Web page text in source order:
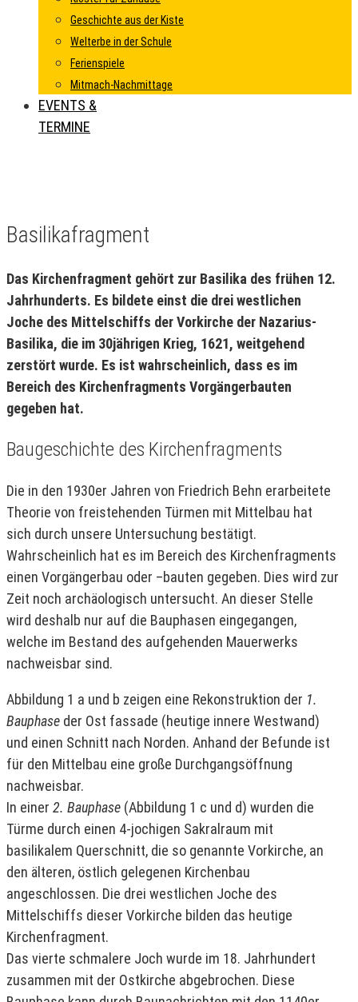
Geschichte aus der Kiste
Welterbe in der Schule
Ferienspiele
Mitmach-Nachmittage
EVENTS &
TERMINE
Basilikafragment
Das Kirchenfragment gehört zur Basilika des frühen 12.
Jahrhunderts. Es bildete einst die drei westlichen
Joche des Mittelschiffs der Vorkirche der Nazarius-
Basilika, die im 30jährigen Krieg, 1621, weitgehend
zerstört wurde. Es ist wahrscheinlich, dass es im
Bereich des Kirchenfragments Vorgängerbauten
gegeben hat.
Baugeschichte des Kirchenfragments
Die in den 1930er Jahren von Friedrich Behn erarbeitete
Theorie von freistehenden Türmen mit Mittelbau hat
sich durch unsere Untersuchung bestätigt.
Wahrscheinlich hat es im Bereich des Kirchenfragments
einen Vorgängerbau oder –bauten gegeben. Dies wird zur
Zeit noch archäologisch untersucht. An dieser Stelle
wird deshalb nur auf die Bauphasen eingegangen,
welche im Bestand des aufgehenden Mauerwerks
nachweisbar sind.
Abbildung 1 a und b zeigen eine Rekonstruktion der 1.
Bauphase der Ost fassade (heutige innere Westwand)
und einen Schnitt nach Norden. Anhand der Befunde ist
für den Mittelbau eine große Durchgangsöffnung
nachweisbar.
In einer 2. Bauphase (Abbildung 1 c und d) wurden die
Türme durch einen 4-jochigen Sakralraum mit
basilikalem Querschnitt, die so genannte Vorkirche, an
den älteren, östlich gelegenen Kirchenbau
angeschlossen. Die drei westlichen Joche des
Mittelschiffs dieser Vorkirche bilden das heutige
Kirchenfragment.
Das vierte schmalere Joch wurde im 18. Jahrhundert
zusammen mit der Ostkirche abgebrochen. Diese